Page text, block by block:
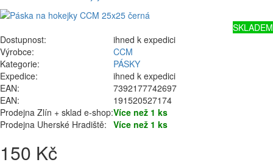
SKLADEM
Dostupnost:
ihned k expedici
Výrobce:
CCM
Kategorie:
PÁSKY
Expedice:
ihned k expedici
EAN:
7392177742697
EAN:
191520527174
Prodejna Zlín + sklad e-shop:Více než 1 ks
Prodejna Uherské Hradiště: Více než 1 ks
150 Kč